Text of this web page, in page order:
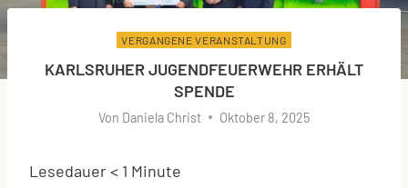
VERGANGENE VERANSTALTUNG
KARLSRUHER JUGENDFEUERWEHR ERHÄLT
SPENDE
Von Daniela Christ Oktober 8, 2025
Lesedauer< 1 Minute